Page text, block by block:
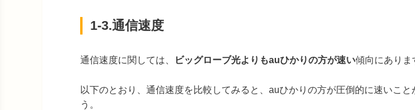
1-3.通信速度
通信速度に関しては、 ビッグローブ光よりもauひかりの方が速い傾向にありま
以下のとおり、通信速度を比較してみると、auひかりの方が圧倒的に速いこと
う。